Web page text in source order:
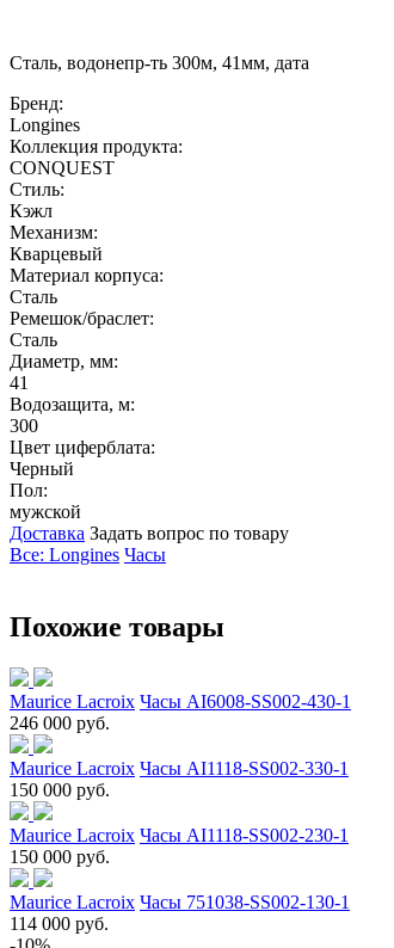
Сталь, водонепр-ть 300м, 41мм, дата
Бренд:
Longines
Коллекция продукта:
CONQUEST
Стиль:
Кэжл
Механизм:
Кварцевый
Материал корпуса:
Сталь
Ремешок/браслет:
Сталь
Диаметр, мм:
41
Водозащита, м:
300
Цвет циферблата:
Черный
Пол:
мужской
Доставка Задать вопрос по товару
Все: Longines Часы
Похожие товары
Maurice Lacroix Часы AI6008-SS002-430-1
246 000 руб.
Maurice Lacroix Часы AI1118-SS002-330-1
150 000 руб.
Maurice Lacroix Часы AI1118-SS002-230-1
150 000 руб.
Maurice Lacroix Часы 751038-SS002-130-1
114 000 руб.